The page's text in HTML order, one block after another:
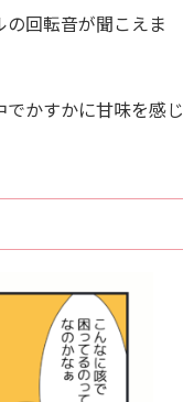
の回転音が聞こえま
でかすかに甘味を感じ